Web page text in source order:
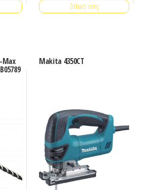
Zobacz cenę
Max Makita 4350CT